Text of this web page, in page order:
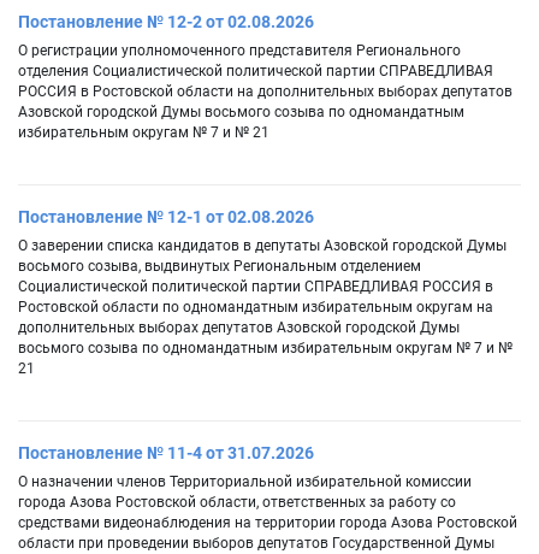
Постановление № 12-2 от 02.08.2026
О регистрации уполномоченного представителя Регионального
отделения Социалистической политической партии СПРАВЕДЛИВАЯ
РОССИЯ в Ростовской области на дополнительных выборах депутатов
Азовской городской Думы восьмого созыва по одномандатным
избирательным округам № 7 и № 21
Постановление № 12-1 от 02.08.2026
О заверении списка кандидатов в депутаты Азовской городской Думы
восьмого созыва, выдвинутых Региональным отделением
Социалистической политической партии СПРАВЕДЛИВАЯ РОССИЯ в
Ростовской области по одномандатным избирательным округам на
дополнительных выборах депутатов Азовской городской Думы
восьмого созыва по одномандатным избирательным округам № 7 и №
21
Постановление № 11-4 от 31.07.2026
О назначении членов Территориальной избирательной комиссии
города Азова Ростовской области, ответственных за работу со
средствами видеонаблюдения на территории города Азова Ростовской
области при проведении выборов депутатов Государственной Думы